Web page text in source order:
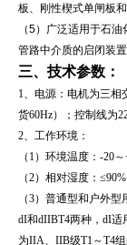
板、刚性楔式单闸板
（5）广泛适用于石
管路中介质的启闭装置
三、技术参数：
1、电源：电机为三相
货60Hz）；控制线为
2、工作环境：
（1）环境温度：-20
（2）相对湿度：
（3）普通型和户外
dI和dIIBT4两种，dI适
为IIA、IIB级T1～T4组